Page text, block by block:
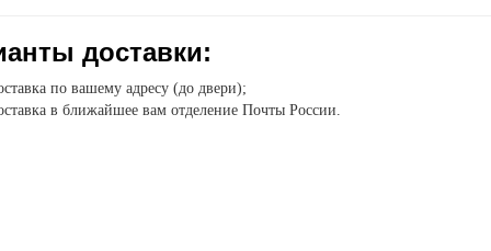
доставки:
по вашему адресу (до двери);
в ближайшее вам отделение Почты России.